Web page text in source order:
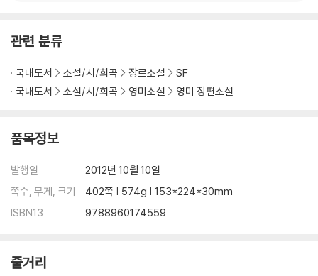
관련 분류
국내도서 소설/시/희곡 장르소설
SF
국내도서
소설/시/희곡 영미소설 영미 장편소설
품목정보
발행일
2012년 10월 10일
쪽수, 무게, 크기
402쪽 | 574g | 153*224*30mm
ISBN13
9788960174559
줄거리